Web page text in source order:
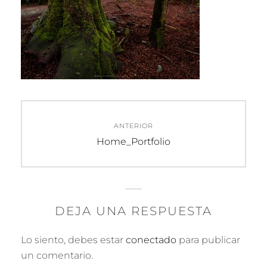
entradas
ANTERIOR
Entrada
Home_Portfolio
DEJA UNA RESPUESTA
Lo siento, debes estar conectado para publicar
un comentario.